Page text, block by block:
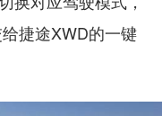
捷途XWD的一键